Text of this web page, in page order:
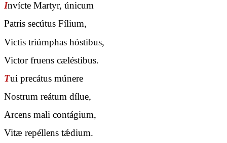
Invícte Martyr, únicum
Patris secútus Fílium,
Victis triúmphas hóstibus,
Victor fruens cæléstibus.
Tui precátus múnere
Nostrum reátum dílue,
Arcens mali contágium,
Vitæ repéllens tǽdium.